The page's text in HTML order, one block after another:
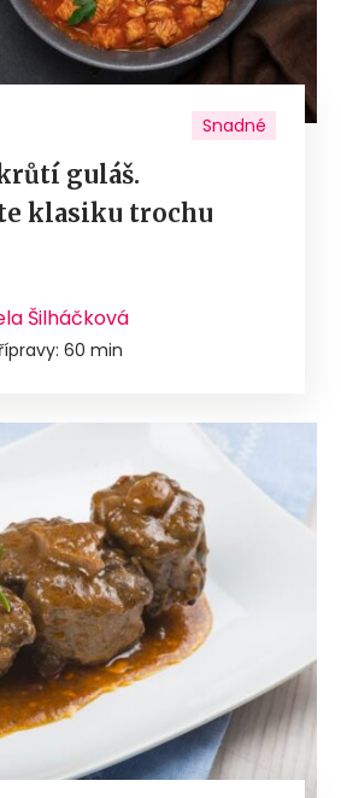
Snadné
guláš.
klasiku trochu
Šilháčková
60 min